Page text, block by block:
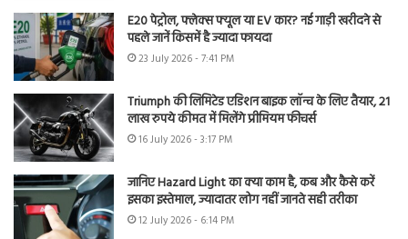
E20 पेट्रोल, फ्लेक्स फ्यूल या EV कार? नई गाड़ी खरीदने से
पहले जानें किसमें है ज्यादा फायदा
23 July 2026 - 7:41 PM
Triumph की लिमिटेड एडिशन बाइक लॉन्च के लिए तैयार, 21
लाख रुपये कीमत में मिलेंगे प्रीमियम फीचर्स
16 July 2026 - 3:17 PM
जानिए Hazard Light का क्या काम है, कब और कैसे करें
इसका इस्तेमाल, ज्यादातर लोग नहीं जानते सही तरीका
12 July 2026 - 6:14 PM